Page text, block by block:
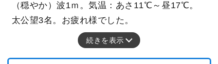
（穏やか）波1ｍ。気温：あさ11℃～昼17℃。
太公望3名。お疲れ様でした。
続きを表示